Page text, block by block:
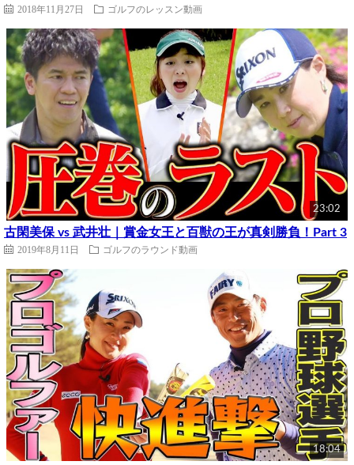
2018年11月27日 ゴルフのレッスン動画
23:02
古閑美保 vs 武井壮｜賞金女王と百獣の王が真剣勝負！Part 3
2019年8月11日 ゴルフのラウンド動画
18:04